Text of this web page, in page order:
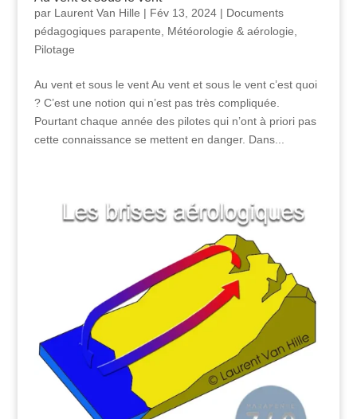
par Laurent Van Hille | Fév 13, 2024| Documents
pédagogiques parapente
Météorologie & aérologie
Pilotage
Au vent et sous le vent Au vent et sous le vent c’est quoi
? C’est une notion qui n’est pas très compliquée.
Pourtant chaque année des pilotes qui n’ont à priori pas
cette connaissance se mettent en danger. Dans...